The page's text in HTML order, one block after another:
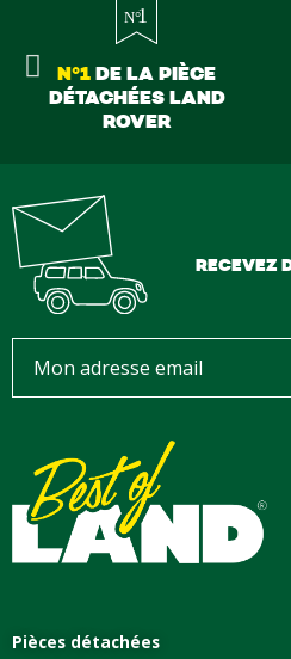
N°1DE LA PIÈCE
DÉTACHÉES LAND
ROVER
RECEVEZ
Pièces détachées